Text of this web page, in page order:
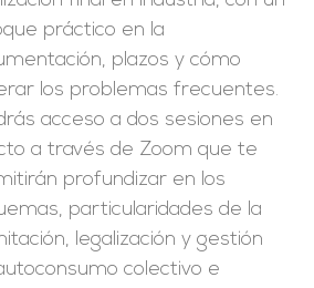
práctico en la
plazos y cómo
los problemas frecuentes.
acceso a dos sesiones en
a través de Zoom que te
profundizar en los
particularidades de la
legalización y gestión
colectivo e